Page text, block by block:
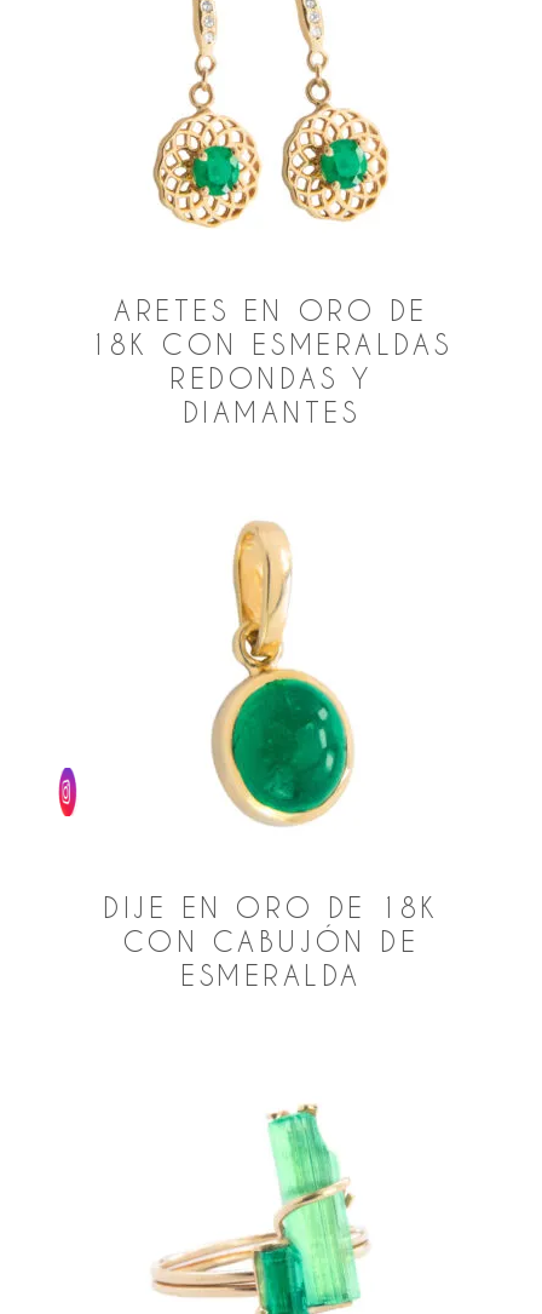
ARETES EN ORO DE
18K CON ESMERALDAS
REDONDAS Y
DIAMANTES
DIJE EN ORO DE 18K
CON CABUJÓN DE
ESMERALDA